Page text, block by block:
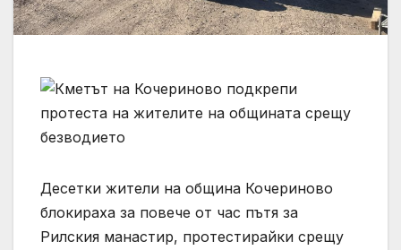
Десетки жители на община Кочериново
блокираха за повече от час пътя за
Рилския манастир, протестирайки срещу